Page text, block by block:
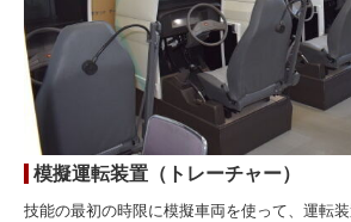
模擬運転装置（トレーチャー）
技能の最初の時限に模擬車両を使って、運転